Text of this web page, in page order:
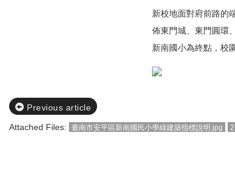
新校地面對府前路的
佈東門城、東門圓環
新南國小為終點，校
Previous article
Attached Files:
臺南市安平區新南國民小學綠建築指標說明.jpg